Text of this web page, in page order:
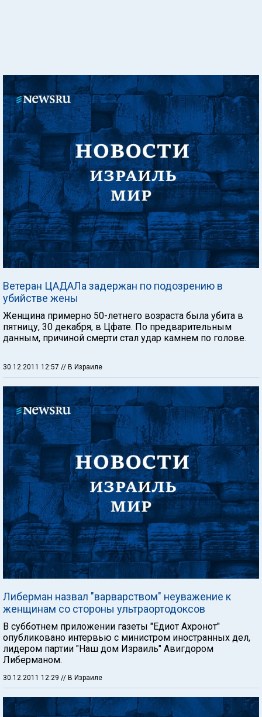
Ветеран ЦАДАЛа задержан по подозрению в
убийстве жены
Женщина примерно 50-летнего возраста была убита в
пятницу, 30 декабря, в Цфате. По предварительным
данным, причиной смерти стал удар камнем по голове.
30.12.2011 12:57 // В Израиле
Либерман назвал "варварством" неуважение к
женщинам со стороны ультраортодоксов
В субботнем приложении газеты "Едиот Ахронот"
опубликовано интервью с министром иностранных дел,
лидером партии "Наш дом Израиль" Авигдором
Либерманом.
30.12.2011 12:29 // В Израиле